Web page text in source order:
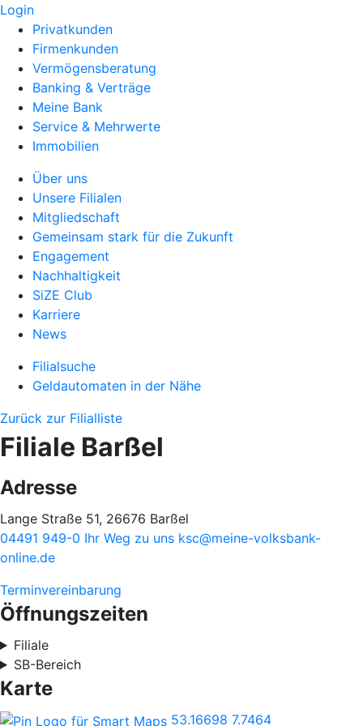
Login
Privatkunden
Firmenkunden
Vermögensberatung
Banking & Verträge
Meine Bank
Service & Mehrwerte
Immobilien
Über uns
Unsere Filialen
Mitgliedschaft
Gemeinsam stark für die Zukunft
Engagement
Nachhaltigkeit
SiZE Club
Karriere
News
Filialsuche
Geldautomaten in der Nähe
Zurück zur Filialliste
Filiale Barßel
Adresse
Lange Straße 51, 26676 Barßel
04491 949-0 Ihr Weg zu uns ksc@meine-volksbank-
online.de
Terminvereinbarung
Öffnungszeiten
Filiale
SB-Bereich
Karte
53.16698 7.7464